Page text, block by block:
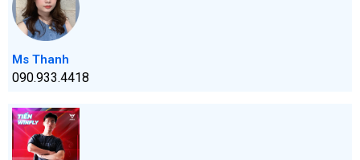
Ms Thanh
090.933.4418